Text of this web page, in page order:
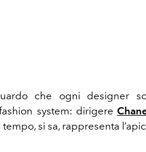
che ogni designer
system: dirigere
tempo, si sa, rappresenta